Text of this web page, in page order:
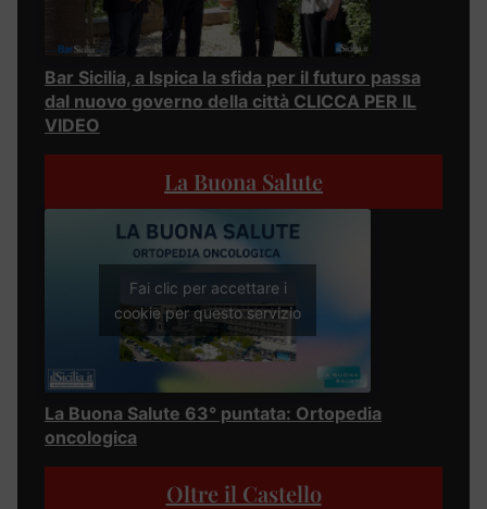
Bar Sicilia, a Ispica la sfida per il futuro passa
dal nuovo governo della città CLICCA PER IL
VIDEO
La Buona Salute
Fai clic per accettare i
cookie per questo servizio
La Buona Salute 63° puntata: Ortopedia
oncologica
Oltre il Castello